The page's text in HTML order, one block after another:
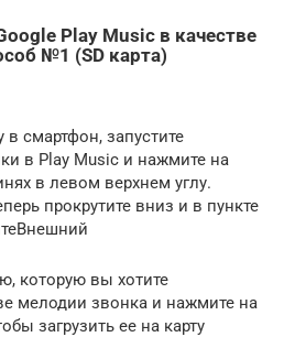
Play Music в качестве
№1 (SD карта)
в смартфон, запустите
в Play Music и нажмите на
в левом верхнем углу.
прокрутите вниз и в пункте
которую вы хотите
мелодии звонка и нажмите на
загрузить ее на карту